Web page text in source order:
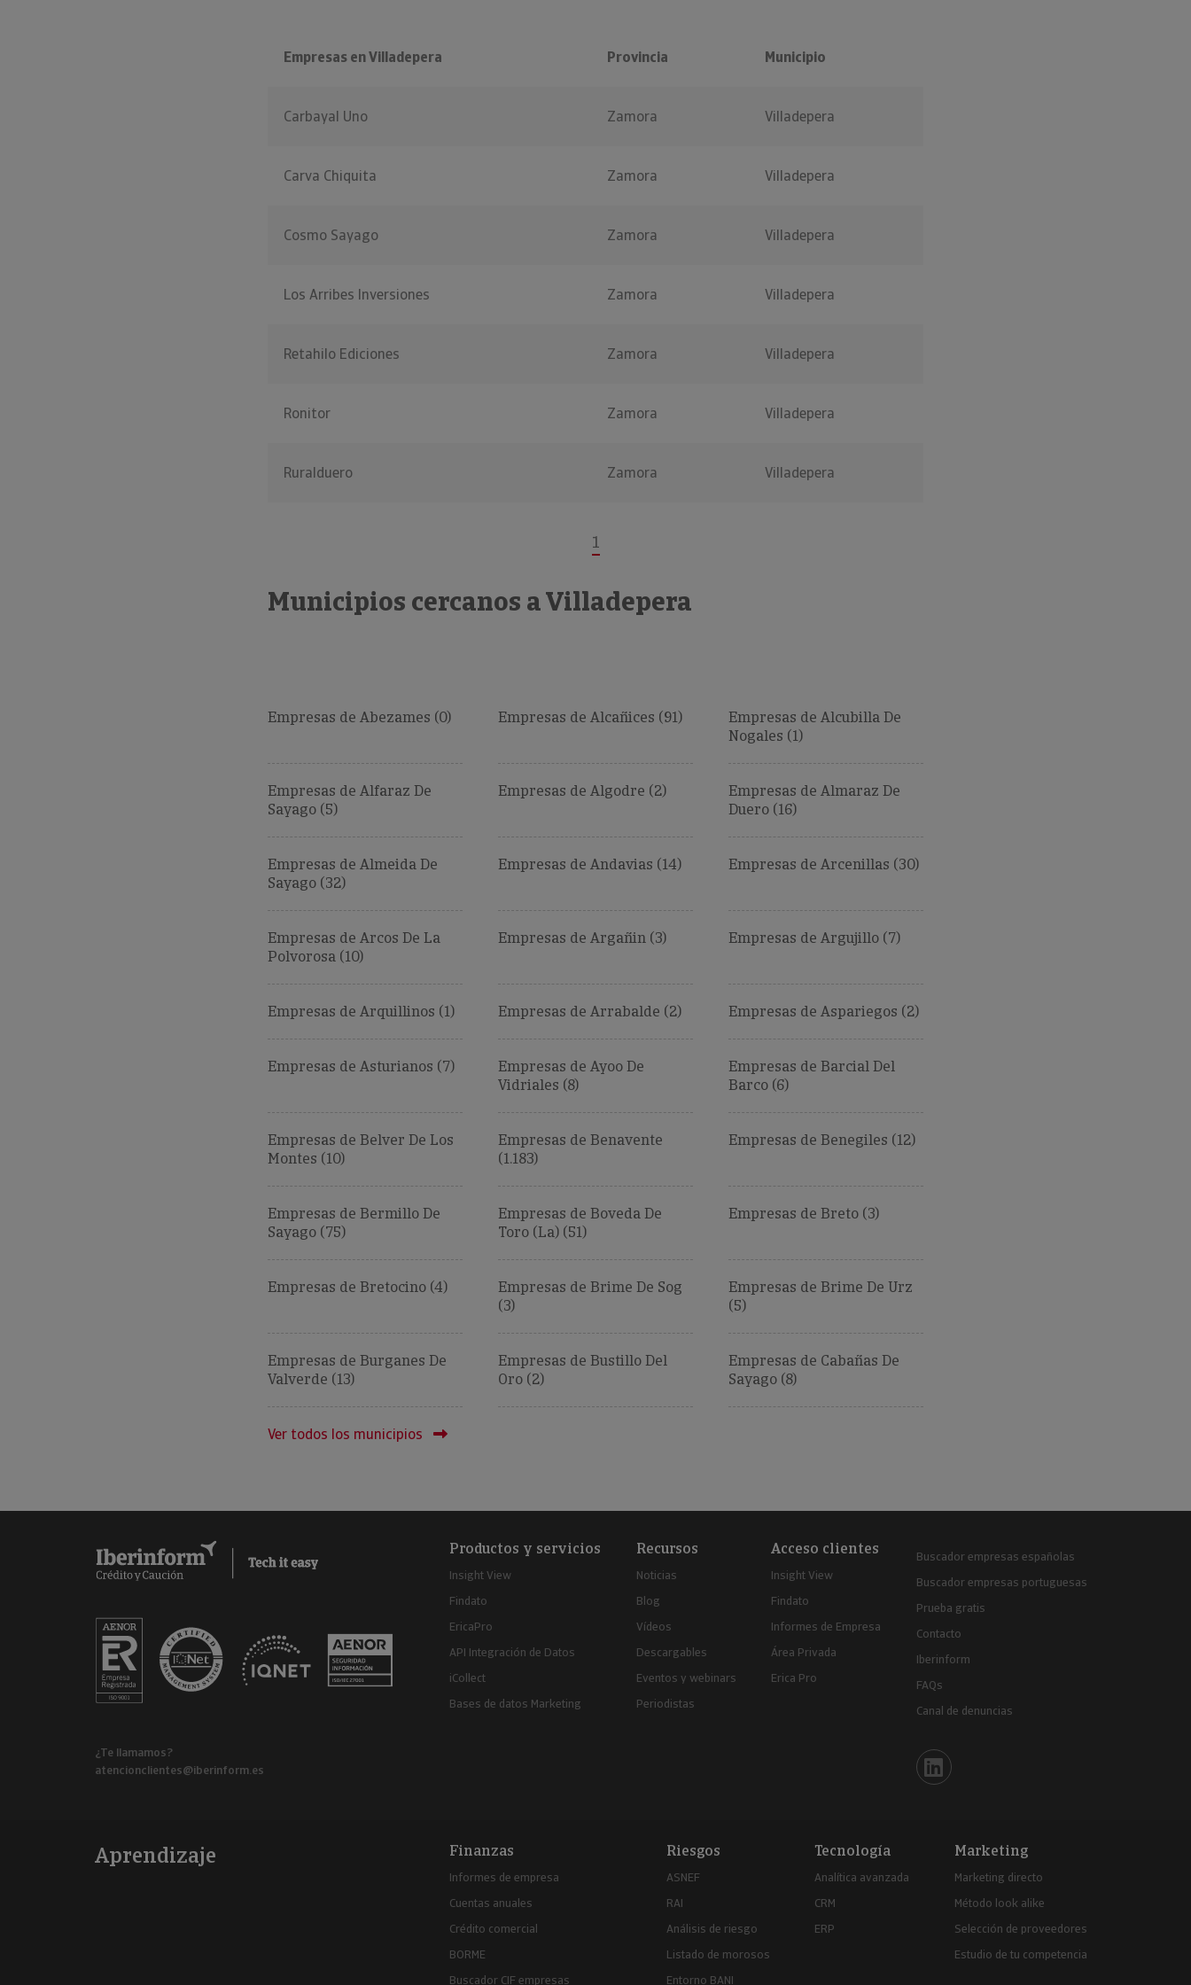
Empresas en Villadepera Provincia Municipio
Carbayal Uno Zamora Villadepera
Carva Chiquita Zamora Villadepera
Cosmo Sayago Zamora Villadepera
Los Arribes Inversiones Zamora Villadepera
Retahilo Ediciones Zamora Villadepera
Ronitor Zamora Villadepera
Ruralduero Zamora Villadepera
1
Municipios cercanos a Villadepera
Empresas de Abezames (0) Empresas de Alcañices (91)
Empresas de Alcubilla De
Nogales (1)
Empresas de Alfaraz De
Sayago (5)
Empresas de Algodre (2)
Empresas de Almaraz De
Duero (16)
Empresas de Almeida De
Sayago (32)
Empresas de Andavias (14) Empresas de Arcenillas (30)
Empresas de Arcos De La
Polvorosa (10)
Empresas de Argañin (3) Empresas de Argujillo (7)
Empresas de Arquillinos (1) Empresas de Arrabalde (2) Empresas de Aspariegos (2)
Empresas de Asturianos (7)
Empresas de Ayoo De
Vidriales (8)
Empresas de Barcial Del
Barco (6)
Empresas de Belver De Los
Montes (10)
Empresas de Benavente
(1.183)
Empresas de Benegiles (12)
Empresas de Bermillo De
Sayago (75)
Empresas de Boveda De
Toro (La) (51)
Empresas de Breto (3)
Empresas de Bretocino (4)
Empresas de Brime De Sog
(3)
Empresas de Brime De Urz
(5)
Empresas de Burganes De
Valverde (13)
Empresas de Bustillo Del
Oro (2)
Empresas de Cabañas De
Sayago (8)
Ver todos los municipios
¿Te llamamos?
atencionclientes@iberinform.es
Productos y servicios
Insight View
Findato
EricaPro
API Integración de Datos
iCollect
Bases de datos Marketing
Recursos
Noticias
Blog
Vídeos
Descargables
Eventos y webinars
Periodistas
Acceso clientes
Insight View
Findato
Informes de Empresa
Área Privada
Erica Pro
Buscador empresas españolas
Buscador empresas portuguesas
Prueba gratis
Contacto
Iberinform
FAQs
Canal de denuncias
Iberinform en Linkedin
Aprendizaje Finanzas
Informes de empresa
Cuentas anuales
Crédito comercial
BORME
Buscador CIF empresas
Riesgos
ASNEF
RAI
Análisis de riesgo
Listado de morosos
Entorno BANI
Tecnología
Analítica avanzada
CRM
ERP
Marketing
Marketing directo
Método look alike
Selección de proveedores
Estudio de tu competencia